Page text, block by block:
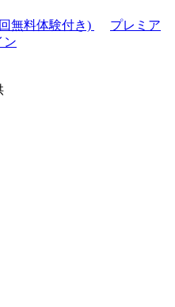
無料体験付き)
プレミア
ン